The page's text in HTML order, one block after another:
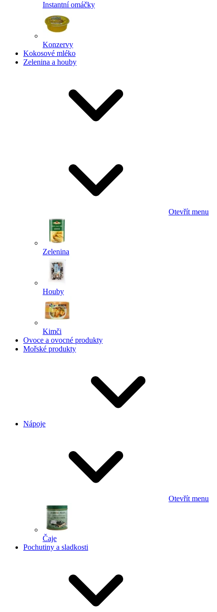
Instantní omáčky
Konzervy
Kokosové mléko
Zelenina a houby
Otevřít menu
Zelenina
Houby
Kimči
Ovoce a ovocné produkty
Mořské produkty
Nápoje
Otevřít menu
Čaje
Pochutiny a sladkosti